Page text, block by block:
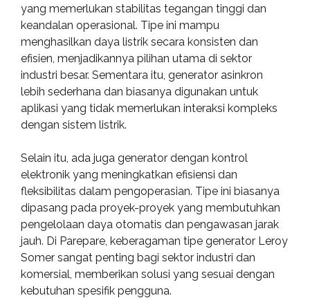
yang memerlukan stabilitas tegangan tinggi dan
keandalan operasional. Tipe ini mampu
menghasilkan daya listrik secara konsisten dan
efisien, menjadikannya pilihan utama di sektor
industri besar. Sementara itu, generator asinkron
lebih sederhana dan biasanya digunakan untuk
aplikasi yang tidak memerlukan interaksi kompleks
dengan sistem listrik.
Selain itu, ada juga generator dengan kontrol
elektronik yang meningkatkan efisiensi dan
fleksibilitas dalam pengoperasian. Tipe ini biasanya
dipasang pada proyek-proyek yang membutuhkan
pengelolaan daya otomatis dan pengawasan jarak
jauh. Di Parepare, keberagaman tipe generator Leroy
Somer sangat penting bagi sektor industri dan
komersial, memberikan solusi yang sesuai dengan
kebutuhan spesifik pengguna.